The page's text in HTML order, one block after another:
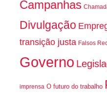
Campanhas
Divulgação
transição justa Falsos
Governo
imprensa O futuro do trabalho